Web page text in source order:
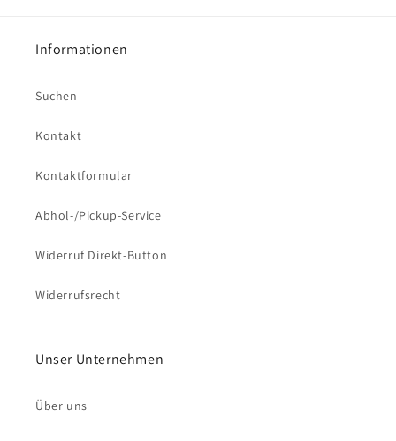
Informationen
Suchen
Kontakt
Kontaktformular
Abhol-/Pickup-Service
Widerruf Direkt-Button
Widerrufsrecht
Unser Unternehmen
Über uns